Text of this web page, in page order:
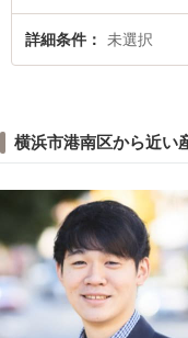
詳細条件 未選択
横浜市港南区から近い